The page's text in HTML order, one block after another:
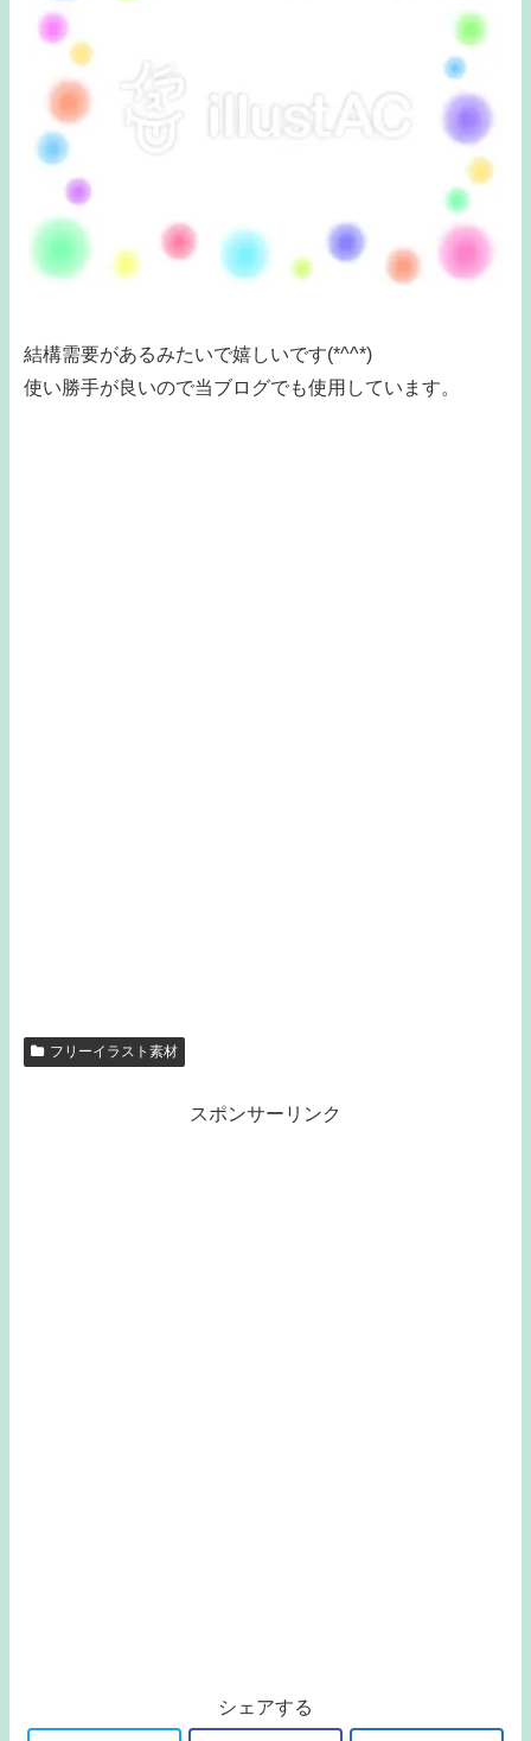
結構需要があるみたいで嬉しいです(*^^*)
使い勝手が良いので当ブログでも使用しています。
フリーイラスト素材
スポンサーリンク
シェアする